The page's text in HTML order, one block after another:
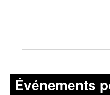
Événements